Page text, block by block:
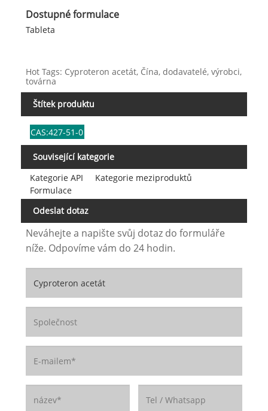
Dostupné formulace
Tableta
Hot Tags: Cyproteron acetát, Čína, dodavatelé, výrobci,
továrna
Štítek produktu
CAS:427-51-0
Související kategorie
Kategorie API
Kategorie meziproduktů
Formulace
Odeslat dotaz
Neváhejte a napište svůj dotaz do formuláře
níže. Odpovíme vám do 24 hodin.